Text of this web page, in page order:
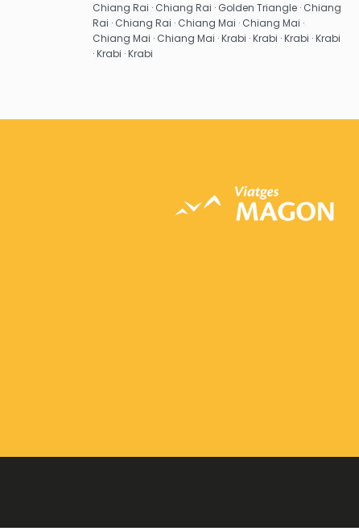
Chiang Rai · Chiang Rai · Golden Triangle · Chiang
Rai · Chiang Rai · Chiang Mai · Chiang Mai ·
Chiang Mai · Chiang Mai · Krabi · Krabi · Krabi · Krabi
· Krabi · Krabi